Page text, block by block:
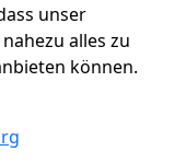
unser
alles zu
können.